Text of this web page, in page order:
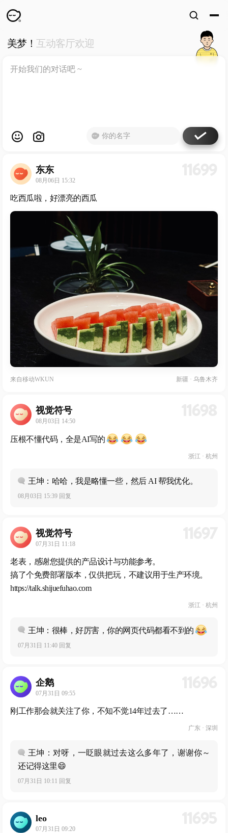
WKUN HOME
ABOUT ME
美梦！ 互动客厅欢迎
东东
08月06日 15:32
吃西瓜啦，好漂亮的西瓜
来自移动WKUN 新疆 · 乌鲁木齐
视觉符号
08月03日 14:50
压根不懂代码，全是AI写的
浙江 · 杭州
王坤：哈哈，我是略懂一些，然后 AI 帮我优化。
08月03日 15:39 回复
视觉符号
07月31日 11:18
老表，感谢您提供的产品设计与功能参考。
搞了个免费部署版本，仅供把玩，不建议用于生产环境。
https://talk.shijuefuhao.com
浙江 · 杭州
王坤：很棒，好厉害，你的网页代码都看不到的
07月31日 11:40 回复
企鹅
07月31日 09:55
刚工作那会就关注了你，不知不觉14年过去了……
广东 · 深圳
王坤：对呀，一眨眼就过去这么多年了，谢谢你～
还记得这里😄
07月31日 10:11 回复
leo
07月31日 09:20